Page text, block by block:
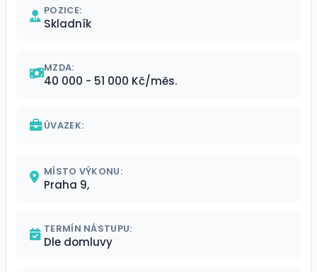
POZICE:
Skladník
MZDA:
40 000 - 51 000 Kč/měs.
ÚVAZEK:
MÍSTO VÝKONU:
Praha 9,
TERMÍN NÁSTUPU:
Dle domluvy